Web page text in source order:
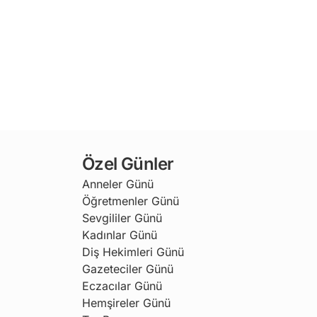
Özel Günler
Anneler Günü
Öğretmenler Günü
Sevgililer Günü
Kadınlar Günü
Diş Hekimleri Günü
Gazeteciler Günü
Eczacılar Günü
Hemşireler Günü